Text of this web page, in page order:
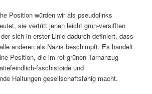
Position würden wir als pseudolinks
sie vertritt jenen leicht grün-versifften
sich in erster Linie dadurch definiert, dass
anderen als Nazis beschimpft. Es handelt
Position, die im rot-grünen Tarnanzug
faschistoide und
Haltungen gesellschaftsfähig macht.